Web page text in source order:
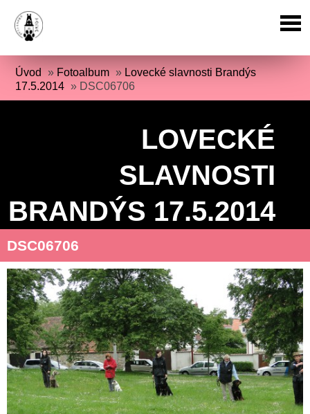
Úvod » Fotoalbum » Lovecké slavnosti Brandýs
17.5.2014 » DSC06706
LOVECKÉ
SLAVNOSTI
BRANDÝS 17.5.2014
DSC06706